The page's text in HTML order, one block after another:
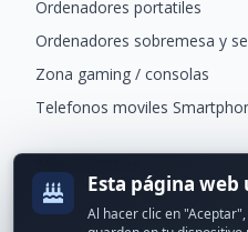
Ordenadores portatiles
Ordenadores sobremesa y
Zona gaming / consolas
Telefonos moviles
Recibe ofertas exclusivas y
Esta página web
Al hacer clic en